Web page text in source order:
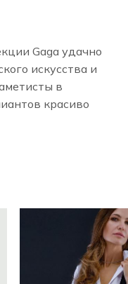
Gaga удачно
искусства и
в
красиво